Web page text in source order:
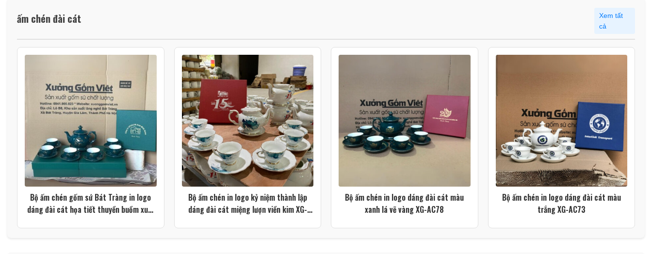
ấm chén đài cát
Xem tất
cả
Bộ ấm chén gốm sứ Bát Tràng in logo
dáng đài cát họa tiết thuyền buồm xuôi
Bộ ấm chén in logo kỷ niệm thành lập
dáng đài cát miệng lượn viền kim XG-
Bộ ấm chén in logo dáng đài cát màu
xanh lá vẽ vàng XG-AC78
Bộ ấm chén in logo dáng đài cát màu
trắng XG-AC73